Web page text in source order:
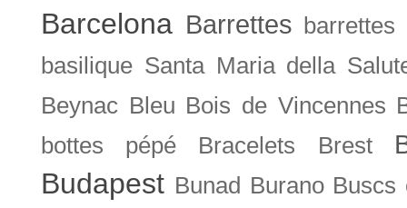
Barcelona Barrettes barrettes
basilique Santa Maria della
Beynac Bleu Bois de Vincennes
bottes pépé
Bracelets Brest
Budapest Bunad Burano Buscs